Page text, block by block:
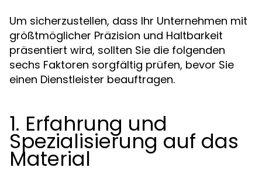
Um sicherzustellen, dass Ihr Unternehmen mit
größtmöglicher Präzision und Haltbarkeit
präsentiert wird, sollten Sie die folgenden
sechs Faktoren sorgfältig prüfen, bevor Sie
einen Dienstleister beauftragen.
1. Erfahrung und
Spezialisierung auf das
Material